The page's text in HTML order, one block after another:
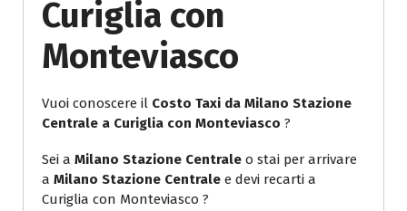
Curiglia con
Monteviasco
Vuoi conoscere il Costo Taxi da Milano Stazione
Centrale a Curiglia con Monteviasco ?
Sei a Milano Stazione Centrale o stai per arrivare
a Milano Stazione Centrale e devi recarti a
Curiglia con Monteviasco ?